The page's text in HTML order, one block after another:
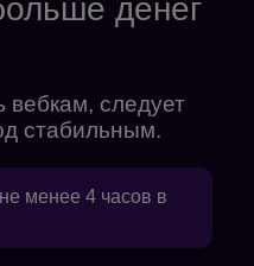
денег
вебкам, следует
стабильным.
менее 4 часов в